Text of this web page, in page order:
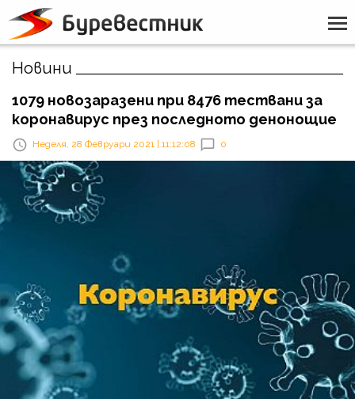
Новини
1079 новозаразени при 8476 тествани за
коронавирус през последното денонощие
Неделя, 28 Февруари 2021 | 11:12:08 0